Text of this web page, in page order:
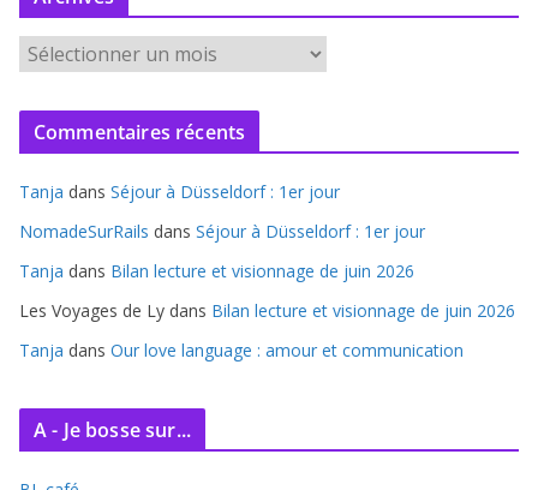
r
c
v
e
s
Commentaires récents
Tanja dans Séjour à Düsseldorf : 1er jour
NomadeSurRails dans Séjour à Düsseldorf : 1er jour
Tanja dans Bilan lecture et visionnage de juin 2026
Les Voyages de Ly dans Bilan lecture et visionnage de juin 2026
Tanja dans Our love language : amour et communication
A - Je bosse sur...